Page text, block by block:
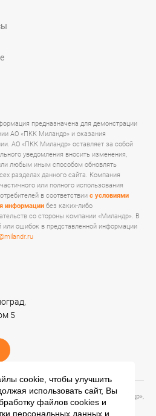
предназначена для демонстрации
АО «ПКК Миландр» и оказания
АО «ПКК Миландр» оставляет за собой
уведомления вносить изменения,
любым иным способом обновлять
разделах данного сайта. Компания
или полного использования
в соответствии с условиями
информации без каких-либо
со стороны компании «Миландр». В
или ошибок в представленной информации
5
поддержки ЦП ИС АО «ПКК Миландр»,
cookie, чтобы улучшить
использовать сайт, Вы
файлов cookies и
персональных данных и